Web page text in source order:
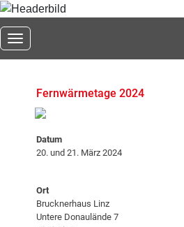
Toggle navigation
Fernwärmetage 2024
Datum
20. und 21. März 2024
Ort
Brucknerhaus Linz
Untere Donaulände 7